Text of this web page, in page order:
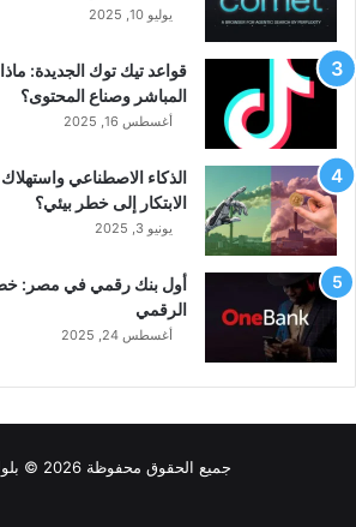
يوليو 10, 2025
قواعد تيك توك الجديدة:
المباشر وصناع المحتوى؟
أغسطس 16, 2025
الذكاء الاصطناعي
الابتكار إلى خطر بيئي؟
يونيو 3, 2025
أول بنك رقمي في مصر:
الرقمي
أغسطس 24, 2025
جميع الحقوق محفوظة 2026 © بلوك تِك ❤️